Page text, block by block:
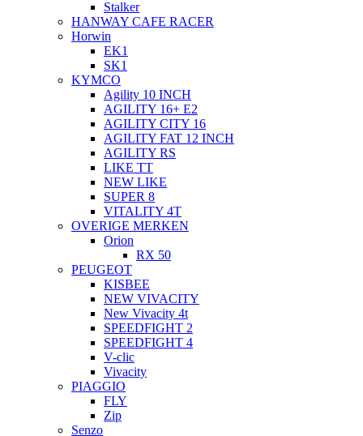
Stalker
HANWAY CAFE RACER
Horwin
EK1
SK1
KYMCO
Agility 10 INCH
AGILITY 16+ E2
AGILITY CITY 16
AGILITY FAT 12 INCH
AGILITY RS
LIKE TT
NEW LIKE
SUPER 8
VITALITY 4T
OVERIGE MERKEN
Orion
RX 50
PEUGEOT
KISBEE
NEW VIVACITY
New Vivacity 4t
SPEEDFIGHT 2
SPEEDFIGHT 4
V-clic
Vivacity
PIAGGIO
FLY
Zip
Senzo